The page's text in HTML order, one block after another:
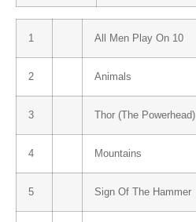
1 All Men Play On 10
2 Animals
3 Thor (The Powerhead)
4 Mountains
5 Sign Of The Hammer